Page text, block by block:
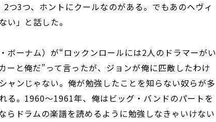
つ3つ、ホントにクールなのがある。でもあのヘヴィ
い」と話した。
ボーナム）が“ロックンロールには2人のドラマーがい
ーと俺だ”って言ったが、ジョンが俺に匹敵したわけ
ャンじゃない。俺が勉強したことを知らない奴らが多
る。1960～1961年、俺はビッグ・バンドのパートを
らドラムの楽譜を読めるように勉強しなきゃいけない